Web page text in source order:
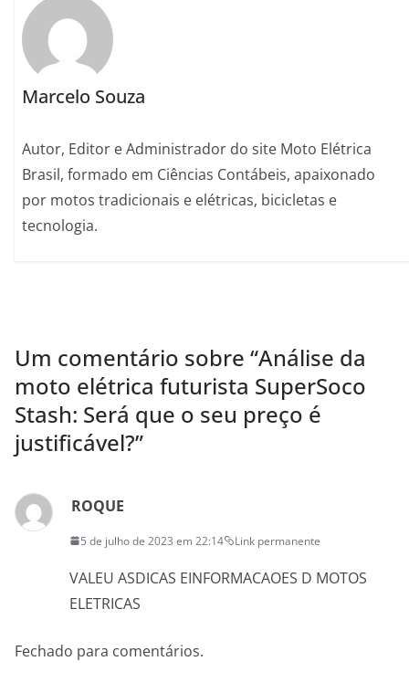
Marcelo Souza
Autor, Editor e Administrador do site Moto Elétrica
Brasil, formado em Ciências Contábeis, apaixonado
por motos tradicionais e elétricas, bicicletas e
tecnologia.
Um comentário sobre “Análise da
moto elétrica futurista SuperSoco
Stash: Será que o seu preço é
justificável?”
ROQUE
5 de julho de 2023 em 22:14 Link permanente
VALEU ASDICAS EINFORMACAOES D MOTOS
ELETRICAS
Fechado para comentários.